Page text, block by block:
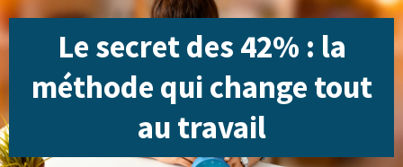
Le secret des 42% : la
méthode qui change tout
au travail